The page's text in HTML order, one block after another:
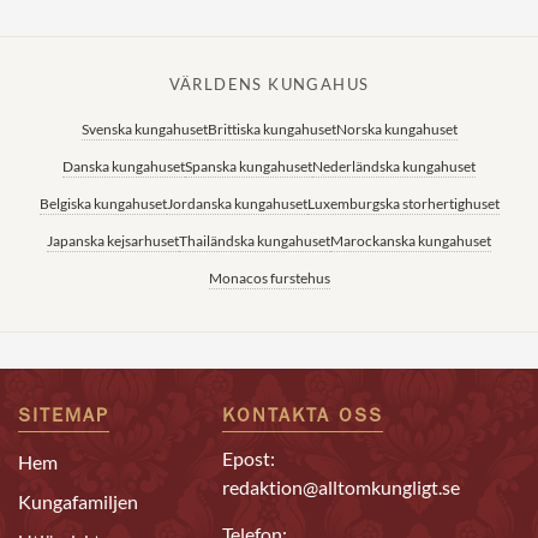
VÄRLDENS KUNGAHUS
Svenska kungahusetBrittiska kungahusetNorska kungahuset
Danska kungahusetSpanska kungahusetNederländska kungahuset
Belgiska kungahusetJordanska kungahusetLuxemburgska storhertighuset
Japanska kejsarhusetThailändska kungahusetMarockanska kungahuset
Monacos furstehus
SITEMAP
Hem
Kungafamiljen
KONTAKTA OSS
Epost:
redaktion@alltomkungligt.se